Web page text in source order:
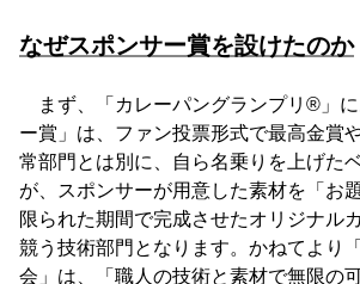
なぜスポンサー賞を設けたのか
まず、「カレーパングランプリ®️」
ー賞」は、ファン投票形式で最高金賞
常部門とは別に、自ら名乗りを上げた
が、スポンサーが用意した素材を「お
限られた期間で完成させたオリジナル
競う技術部門となります。かねてより
会」は、「職人の技術と素材で無限の